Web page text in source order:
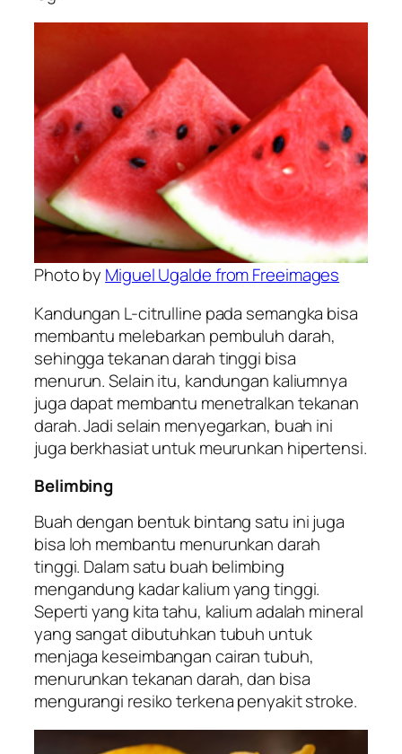
Photo by Miguel Ugalde from Freeimages
Kandungan L-citrulline pada semangka bisa
membantu melebarkan pembuluh darah,
sehingga tekanan darah tinggi bisa
menurun. Selain itu, kandungan kaliumnya
juga dapat membantu menetralkan tekanan
darah. Jadi selain menyegarkan, buah ini
juga berkhasiat untuk meurunkan hipertensi.
Belimbing
Buah dengan bentuk bintang satu ini juga
bisa loh membantu menurunkan darah
tinggi. Dalam satu buah belimbing
mengandung kadar kalium yang tinggi.
Seperti yang kita tahu, kalium adalah mineral
yang sangat dibutuhkan tubuh untuk
menjaga keseimbangan cairan tubuh,
menurunkan tekanan darah, dan bisa
mengurangi resiko terkena penyakit stroke.